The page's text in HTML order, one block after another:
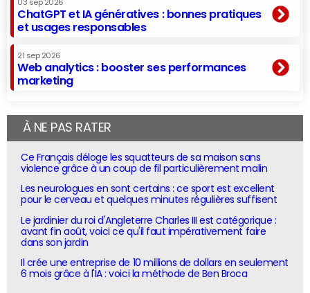
03 sep 2026
ChatGPT et IA génératives : bonnes pratiques
et usages responsables
21 sep 2026
Web analytics : booster ses performances
marketing
À NE PAS RATER
Ce Français déloge les squatteurs de sa maison sans
violence grâce à un coup de fil particulièrement malin
Les neurologues en sont certains : ce sport est excellent
pour le cerveau et quelques minutes régulières suffisent
Le jardinier du roi d'Angleterre Charles III est catégorique :
avant fin août, voici ce qu'il faut impérativement faire
dans son jardin
Il crée une entreprise de 10 millions de dollars en seulement
6 mois grâce à l'IA : voici la méthode de Ben Broca